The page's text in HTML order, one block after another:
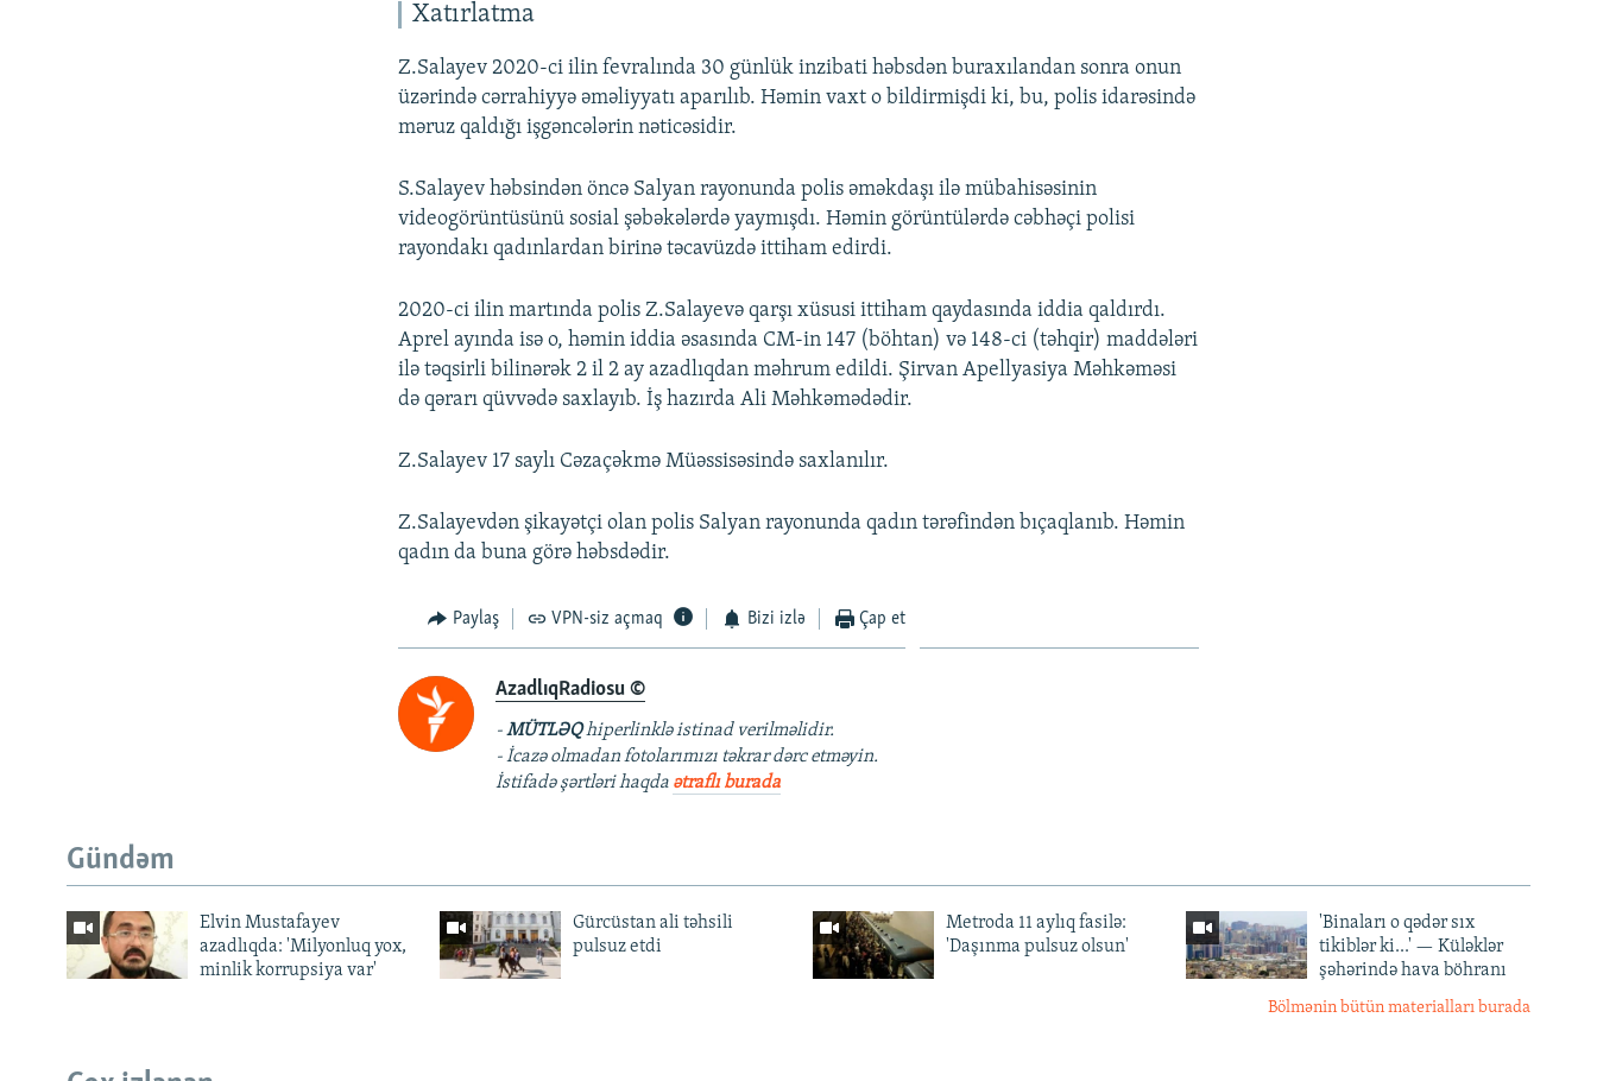
Xatırlatma
Z.Salayev 2020-ci ilin fevralında 30 günlük inzibati həbsdən buraxılandan sonra onun
üzərində cərrahiyyə əməliyyatı aparılıb. Həmin vaxt o bildirmişdi ki, bu, polis idarəsində
məruz qaldığı işgəncələrin nəticəsidir.
S.Salayev həbsindən öncə Salyan rayonunda polis əməkdaşı ilə mübahisəsinin
videogörüntüsünü sosial şəbəkələrdə yaymışdı. Həmin görüntülərdə cəbhəçi polisi
rayondakı qadınlardan birinə təcavüzdə ittiham edirdi.
2020-ci ilin martında polis Z.Salayevə qarşı xüsusi ittiham qaydasında iddia qaldırdı.
Aprel ayında isə o, həmin iddia əsasında CM-in 147 (böhtan) və 148-ci (təhqir) maddələri
ilə təqsirli bilinərək 2 il 2 ay azadlıqdan məhrum edildi. Şirvan Apellyasiya Məhkəməsi
də qərarı qüvvədə saxlayıb. İş hazırda Ali Məhkəmədədir.
Z.Salayev 17 saylı Cəzaçəkmə Müəssisəsində saxlanılır.
Z.Salayevdən şikayətçi olan polis Salyan rayonunda qadın tərəfindən bıçaqlanıb. Həmin
qadın da buna görə həbsdədir.
Paylaş VPN-siz açmaq Bizi izlə Çap et
AzadlıqRadiosu ©
-MÜTLƏQhiperlinklə istinad verilməlidir.
- İcazə olmadan fotolarımızı təkrar dərc etməyin.
İstifadə şərtləri haqda ətraflı burada
Gündəm
Elvin Mustafayev
azadlıqda: 'Milyonluq yox,
minlik korrupsiya var'
Gürcüstan ali təhsili
pulsuz etdi
Metroda 11 aylıq fasilə:
'Daşınma pulsuz olsun'
'Binaları o qədər sıx
tikiblər ki...' — Küləklər
şəhərində hava böhranı
Bölmənin bütün materialları burada